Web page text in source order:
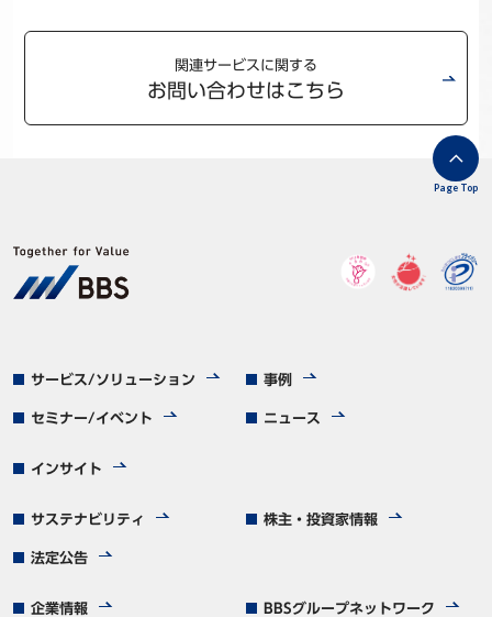
関連サービスに関する
お問い合わせはこちら
サービス/ソリューション 事例
セミナー/イベント ニュース
インサイト
サステナビリティ 株主・投資家情報
法定公告
企業情報 BBSグループネットワーク
Page Top